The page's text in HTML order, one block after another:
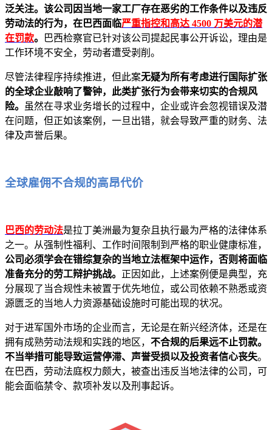
泛关注。该公司因当地一家工厂存在恶劣的工作条件以及违反
劳动法的行为，在巴西面临严重指控和高达 4500 万美元的潜
在罚款。
巴西检察官已针对该公司提起民事公开诉讼，理由是
工作环境不安全，劳动者遭受剥削。
尽管法律程序持续推进，但此案无疑为所有考虑进行国际扩张
的全球企业敲响了警钟，此类扩张行为会带来切实的合规风
险。
虽然在寻求业务增长的过程中，企业或许会忽视错误及潜
在问题，但正如该案例，一旦出错，就会导致严重的财务、法
律及声誉后果。
全球雇佣不合规的高昂代价
巴西的劳动法是拉丁美洲最为复杂且执行最为严格的法律体系
之一。从强制性福利、工作时间限制到严格的职业健康标准，
公司必须学会在错综复杂的当地立法框架中运作，否则将面临
准备充分的劳工辩护挑战。 正因如此，上述案例便是典型，充
分展现了当合规性未被置于优先地位，或公司依赖不熟悉或资
源匮乏的当地人力资源基础设施时可能出现的状况。
对于进军国外市场的企业而言，无论是在新兴经济体，还是在
拥有成熟劳动法规和实践的地区， 不合规的后果远不止罚款。
不当举措可能导致运营停滞、声誉受损以及投资者信心丧失。
在巴西，劳动法庭权力颇大，被查出违反当地法律的公司，可
能会面临禁令、款项补发以及刑事起诉。